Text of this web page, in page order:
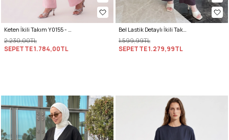
Keten İkili Takım Y0155 - AÇIK PEMBE
2.230,00TL
SEPETTE1.784,00TL
Bel Lastik Detaylı İkili Takım Y0132 - KOYU MOR
1.599,99TL
SEPETTE1.279,99TL